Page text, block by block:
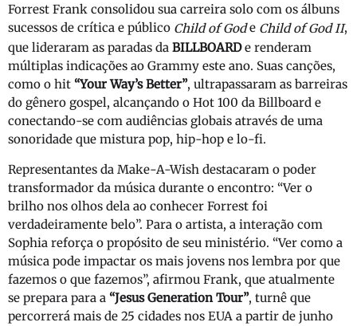
Forrest Frank consolidou sua carreira solo com os álbuns
sucessos de crítica e público Child of Gode Child of God II,
que lideraram as paradas da BILLBOARDe renderam
múltiplas indicações ao Grammy este ano. Suas canções,
como o hit “Your Way’s Better”, ultrapassaram as barreiras
do gênero gospel, alcançando o Hot 100 da Billboard e
conectando-se com audiências globais através de uma
sonoridade que mistura pop, hip-hop e lo-fi.
Representantes da Make-A-Wish destacaram o poder
transformador da música durante o encontro: “Ver o
brilho nos olhos dela ao conhecer Forrest foi
verdadeiramente belo”. Para o artista, a interação com
Sophia reforça o propósito de seu ministério. “Ver como a
música pode impactar os mais jovens nos lembra por que
fazemos o que fazemos”, afirmou Frank, que atualmente
se prepara para a “Jesus Generation Tour”, turnê que
percorrerá mais de 25 cidades nos EUA a partir de junho